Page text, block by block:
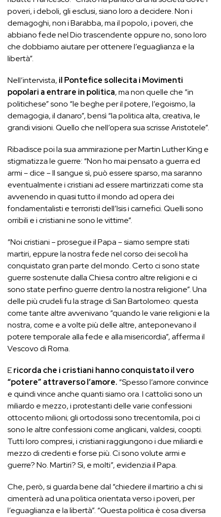
poveri, i deboli, gli esclusi, siano loro a decidere. Non i
demagoghi, non i Barabba, ma il popolo, i poveri, che
abbiano fede nel Dio trascendente oppure no, sono loro
che dobbiamo aiutare per ottenere l’eguaglianza e la
libertà”.
Nell’intervista, il Pontefice sollecita i Movimenti
popolari a entrare in politica, ma non quelle che “in
politichese” sono “le beghe per il potere, l’egoismo, la
demagogia, il danaro”, bensì “la politica alta, creativa, le
grandi visioni. Quello che nell’opera sua scrisse Aristotele”.
Ribadisce poi la sua ammirazione per Martin Luther King e
stigmatizza le guerre: “Non ho mai pensato a guerra ed
armi – dice – Il sangue sì, può essere sparso, ma saranno
eventualmente i cristiani ad essere martirizzati come sta
avvenendo in quasi tutto il mondo ad opera dei
fondamentalisti e terroristi dell’Isis i carnefici. Quelli sono
orribili e i cristiani ne sono le vittime”.
“Noi cristiani – prosegue il Papa – siamo sempre stati
martiri, eppure la nostra fede nel corso dei secoli ha
conquistato gran parte del mondo. Certo ci sono state
guerre sostenute dalla Chiesa contro altre religioni e ci
sono state perfino guerre dentro la nostra religione”. Una
delle più crudeli fu la strage di San Bartolomeo: questa
come tante altre avvenivano “quando le varie religioni e la
nostra, come e a volte più delle altre, anteponevano il
potere temporale alla fede e alla misericordia”, afferma il
Vescovo di Roma.
Ericorda che i cristiani hanno conquistato il vero
“potere” attraverso l’amore. “Spesso l’amore convince
e quindi vince anche quanti siamo ora. I cattolici sono un
miliardo e mezzo, i protestanti delle varie confessioni
ottocento milioni; gli ortodossi sono trecentomila, poi ci
sono le altre confessioni come anglicani, valdesi, coopti.
Tutti loro compresi, i cristiani raggiungono i due miliardi e
mezzo di credenti e forse più. Ci sono volute armi e
guerre? No. Martiri? Sì, e molti”, evidenzia il Papa.
Che, però, si guarda bene dal “chiedere il martirio a chi si
cimenterà ad una politica orientata verso i poveri, per
l’eguaglianza e la libertà”. “Questa politica è cosa diversa